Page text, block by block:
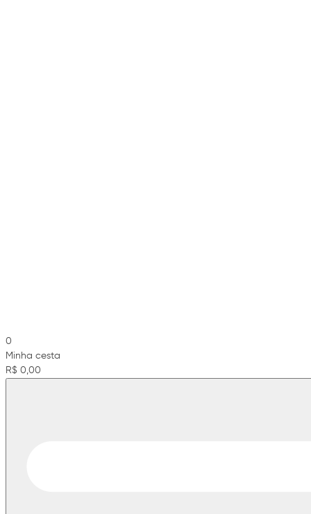
0
Minha cesta
R$ 0,00